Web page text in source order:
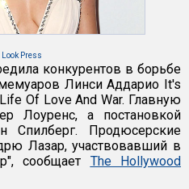
Press
конкурентов в борьбе
Линси Аддарио It's
Of Love And War. Главную
Лоуренс, а постановкой
Спилберг. Продюсерские
Лазар, участвовавший в
сообщает The Hollywood